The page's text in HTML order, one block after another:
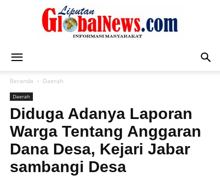
News
Beranda Daerah
Daerah
Diduga Adanya Laporan
Warga Tentang Anggaran
Dana Desa, Kejari Jabar
sambangi Desa